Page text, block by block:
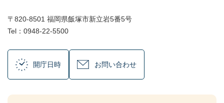
〒820-8501 福岡県飯塚市新立岩5番5号
Tel：0948-22-5500
開庁日時 お問い合わせ